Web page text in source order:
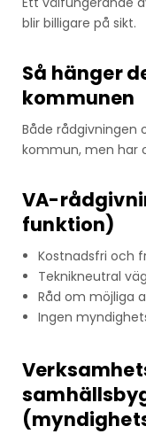
blir billigare på sikt.
Så hänger
kommunen
Både rådgivningen
kommun, men har
VA-
funktion)
Kostnadsfri och
Teknikneutral
Råd om möjliga
Ingen